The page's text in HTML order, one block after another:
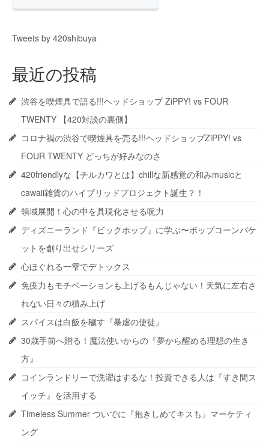
Tweets by 420shibuya
最近の投稿
渋谷を喫煙具で語る!!!ヘッドショップ ZiPPY! vs FOUR
TWENTY 【420対談の裏側】
コロナ禍の渋谷で喫煙具を売る!!!ヘッドショップZiPPY! vs
FOUR TWENTY どっちが好みなのさ
420friendlyな【チルカワとは】chillな新感覚の和みmusicと
cawaii雑貨のハイブリッドプロジェクト誕生？！
領域展開！心の中を具現化させる呪力
ディズニーランド『ビックホップ』に学ぶ〜ポップコーンバケ
ットを創り出せシリーズ
心ほぐれる一雫でデトックス
免疫力もモチベーションも上げるもんじゃない！天気に左右さ
れない日々の積み上げ
スパイスは白飯を穢す『暴虐の使徒』
30歳手前へ贈る！魔法使いからの『夢から醒める理想の生き
方』
コインランドリーで洗濯はするな！投資できる人は『すき間ス
イッチ』を活用する
Timeless Summer ついでに『抱きしめてキスも』マーケティ
ング